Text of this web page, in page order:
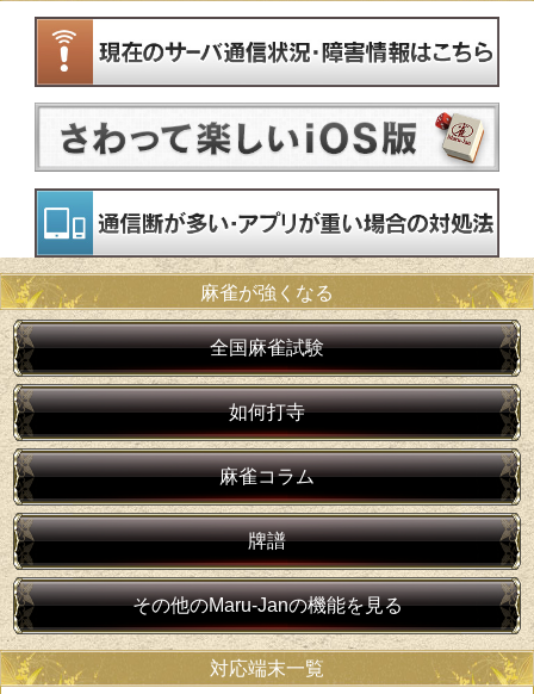
麻雀が強くなる
全国麻雀試験
如何打寺
麻雀コラム
牌譜
その他のMaru-Janの機能を見る
対応端末一覧